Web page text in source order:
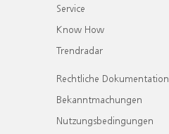
Service
Know How
Trendradar
Rechtliche Dokumentation
Bekanntmachungen
Nutzungsbedingungen